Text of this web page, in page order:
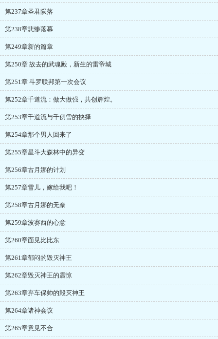
第237章圣君陨落
第238章悲惨落幕
第249章新的篇章
第250章 故去的武魂殿，新生的雷帝城
第251章 斗罗联邦第一次会议
第252章千道流：做大做强，共创辉煌。
第253章千道流与千仞雪的抉择
第254章那个男人回来了
第255章星斗大森林中的异变
第256章古月娜的计划
第257章雪儿，嫁给我吧！
第258章古月娜的无奈
第259章波赛西的心意
第260章面见比比东
第261章郁闷的毁灭神王
第262章毁灭神王的震惊
第263章弃车保帅的毁灭神王
第264章诸神会议
第265章意见不合